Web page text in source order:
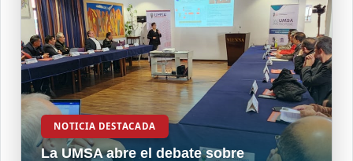
NOTICIA DESTACADA
La UMSA abre el debate sobre